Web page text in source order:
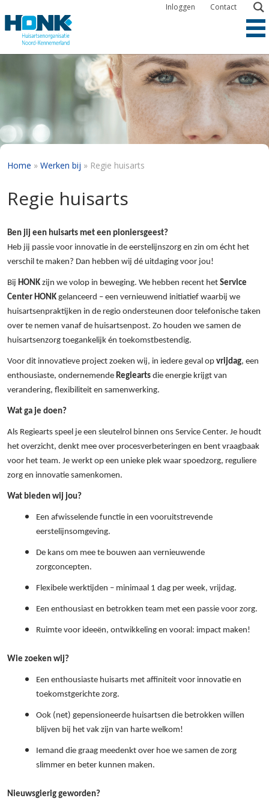
en
gaan
Inloggen Contact
Kruimelpad
Home Werken bij Regie huisarts
Regie huisarts
Ben jij een huisarts met een pioniersgeest?
Heb jij passie voor innovatie in de eerstelijnszorg en zin om écht het
verschil te maken? Dan hebben wij dé uitdaging voor jou!
Bij HONK zijn we volop in beweging. We hebben recent het Service
Center HONK gelanceerd – een vernieuwend initiatief waarbij we
huisartsenpraktijken in de regio ondersteunen door telefonische taken
over te nemen vanaf de huisartsenpost. Zo houden we samen de
huisartsenzorg toegankelijk én toekomstbestendig.
Voor dit innovatieve project zoeken wij, in iedere geval op vrijdag, een
enthousiaste, ondernemende Regiearts die energie krijgt van
verandering, flexibiliteit en samenwerking.
Wat ga je doen?
Als Regiearts speel je een sleutelrol binnen ons Service Center. Je houdt
het overzicht, denkt mee over procesverbeteringen en bent vraagbaak
voor het team. Je werkt op een unieke plek waar spoedzorg, reguliere
zorg en innovatie samenkomen.
Wat bieden wij jou?
Een afwisselende functie in een vooruitstrevende
eerstelijnsomgeving.
De kans om mee te bouwen aan vernieuwende
zorgconcepten.
Flexibele werktijden – minimaal 1 dag per week, vrijdag.
Een enthousiast en betrokken team met een passie voor zorg.
Ruimte voor ideeën, ontwikkeling en vooral: impact maken!
Wie zoeken wij?
Een enthousiaste huisarts met affiniteit voor innovatie en
toekomstgerichte zorg.
Ook (net) gepensioneerde huisartsen die betrokken willen
blijven bij het vak zijn van harte welkom!
Iemand die graag meedenkt over hoe we samen de zorg
slimmer en beter kunnen maken.
Nieuwsgierig geworden?